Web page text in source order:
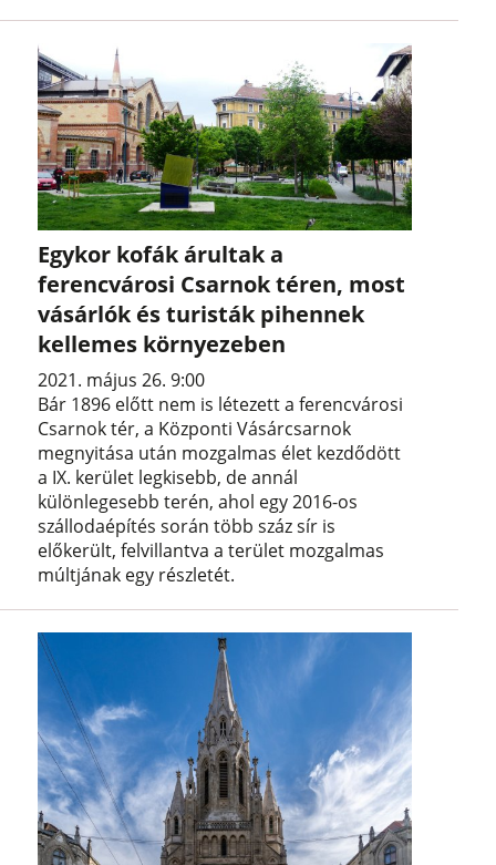
Egykor kofák árultak a
ferencvárosi Csarnok téren, most
vásárlók és turisták pihennek
kellemes környezeben
2021. május 26. 9:00
Bár 1896 előtt nem is létezett a ferencvárosi
Csarnok tér, a Központi Vásárcsarnok
megnyitása után mozgalmas élet kezdődött
a IX. kerület legkisebb, de annál
különlegesebb terén, ahol egy 2016-os
szállodaépítés során több száz sír is
előkerült, felvillantva a terület mozgalmas
múltjának egy részletét.